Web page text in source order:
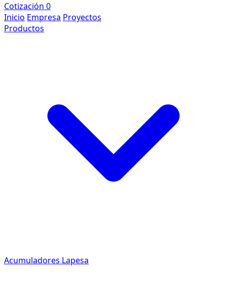
Cotización 0
Inicio Empresa Proyectos
Productos
Acumuladores Lapesa